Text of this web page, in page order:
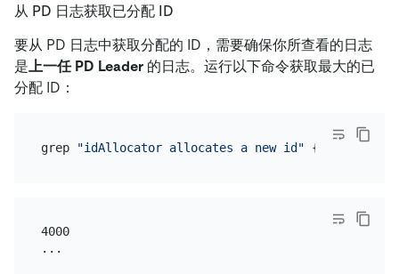
从 PD 日志获取已分配 ID
要从 PD 日志中获取分配的 ID，需要确保你所查看的日志
是上一任 PD Leader 的日志。运行以下命令获取最大的已
分配 ID：
grep "idAllocator allocates a new id" {{/path/
4000